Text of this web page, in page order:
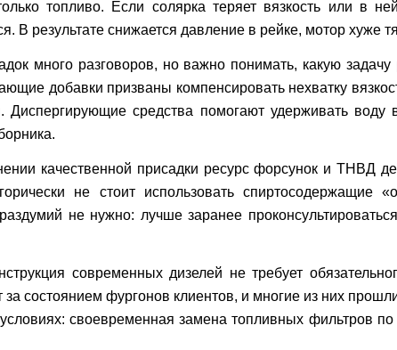
топливо. Если солярка теряет вязкость или в
результате снижается давление в рейке, мотор хуже
много разговоров, но важно понимать, какую
добавки призваны компенсировать нехватку
Диспергирующие средства помогают удерживать
качественной присадки ресурс форсунок и ТНВД
не стоит использовать спиртосодержащие
не нужно: лучше заранее
современных дизелей не требует
состоянием фургонов клиентов, и многие из них
своевременная замена топливных фильтров по